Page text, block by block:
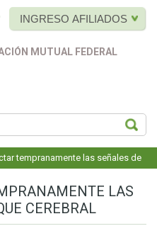
INGRESO AFILIADOS
MUTUAL FEDERAL
tempranamente las señales de
LAS
CEREBRAL